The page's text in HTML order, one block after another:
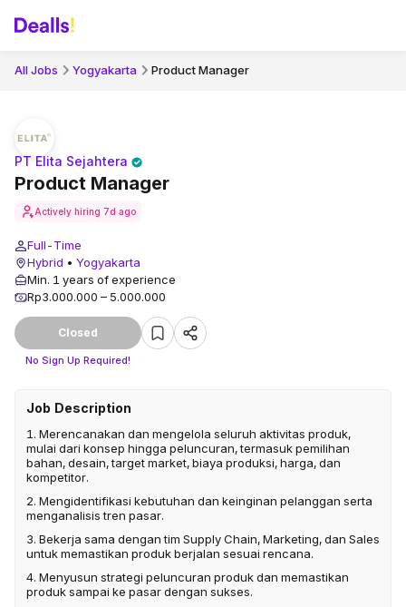
All Jobs Yogyakarta Product Manager
Product Manager
PT Elita Sejahtera
Actively hiring 7d ago
Full-Time
Hybrid • Yogyakarta
Min. 1 years of experience
Rp3.000.000 – 5.000.000
Closed
No Sign Up Required!
Job Description
1. Merencanakan dan mengelola seluruh aktivitas produk,
mulai dari konsep hingga peluncuran, termasuk pemilihan
bahan, desain, target market, biaya produksi, harga, dan
kompetitor.
2. Mengidentifikasi kebutuhan dan keinginan pelanggan serta
menganalisis tren pasar.
3. Bekerja sama dengan tim Supply Chain, Marketing, dan Sales
untuk memastikan produk berjalan sesuai rencana.
4. Menyusun strategi peluncuran produk dan memastikan
produk sampai ke pasar dengan sukses.